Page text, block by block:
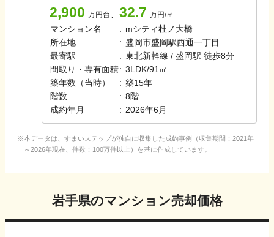
2,900 万円台 32.7 万円/㎡
マンション名 : mシティ杜ノ大橋
所在地
: 盛岡市盛岡駅西通一丁目
最寄駅
: 東北新幹線 / 盛岡駅 徒歩8分
間取り・専有面積: 3LDK/91㎡
築年数（当時）
: 築15年
階数
: 8 階
成約年月
: 2026年6月
本データは、すまいステップが独自に収集した成約事例（収集期間：2021年
～2026年現在、件数：100万件以上）を基に作成しています。
岩手県のマンション売却価格